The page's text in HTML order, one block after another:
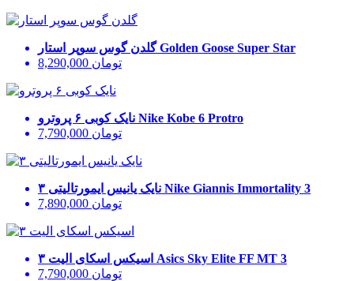
گلدن گوس سوپر استار Golden Goose Super Star
8,290,000 تومان
نایک کوبی ۶ پروترو Nike Kobe 6 Protro
7,790,000 تومان
نایک یانیس ایمورتالیتی ۳ Nike Giannis Immortality 3
7,890,000 تومان
اسیکس اسکای الیت ۳ Asics Sky Elite FF MT 3
7,790,000 تومان